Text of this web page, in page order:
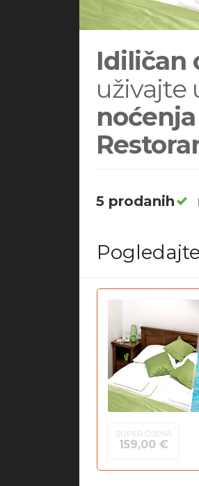
Idiličan
uživajte
noćenja
5 prodanih
SUPER CIJENA
159,00 €